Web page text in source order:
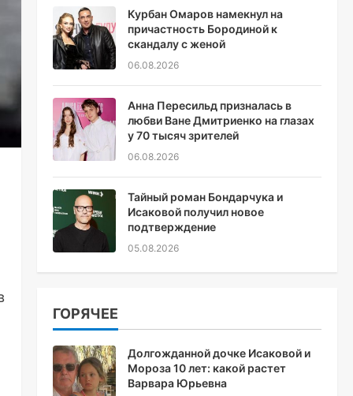
Курбан Омаров намекнул на
причастность Бородиной к
скандалу с женой
06.08.2026
Анна Пересильд призналась в
любви Ване Дмитриенко на глазах
у 70 тысяч зрителей
06.08.2026
Тайный роман Бондарчука и
Исаковой получил новое
подтверждение
05.08.2026
ГОРЯЧЕЕ
Долгожданной дочке Исаковой и
Мороза 10 лет: какой растет
Варвара Юрьевна